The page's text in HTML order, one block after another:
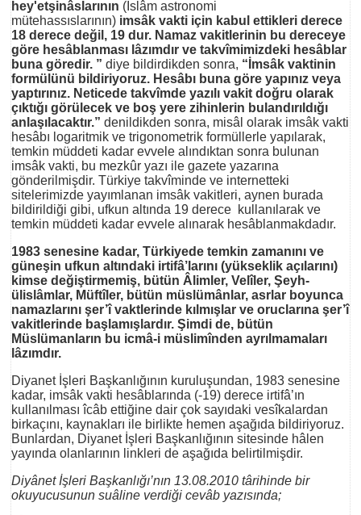
hey'etşinâslarının (İslâm astronomi
mütehassıslarının) imsâk vakti için kabul ettikleri derece
18 derece değil, 19 dur. Namaz vakitlerinin bu dereceye
göre hesâblanması lâzımdır ve takvîmimizdeki hesâblar
buna göredir. ” diye bildirdikden sonra, “İmsâk vaktinin
formülünü bildiriyoruz. Hesâbı buna göre yapınız veya
yaptırınız. Neticede takvîmde yazılı vakit doğru olarak
çıktığı görülecek ve boş yere zihinlerin bulandırıldığı
anlaşılacaktır.” denildikden sonra, misâl olarak imsâk vakti
hesâbı logaritmik ve trigonometrik formüllerle yapılarak,
temkin müddeti kadar evvele alındıktan sonra bulunan
imsâk vakti, bu mezkûr yazı ile gazete yazarına
gönderilmişdir. Türkiye takvîminde ve internetteki
sitelerimizde yayımlanan imsâk vakitleri, aynen burada
bildirildiği gibi, ufkun altında 19 derece kullanılarak ve
temkin müddeti kadar evvele alınarak hesâblanmakdadır.
1983 senesine kadar, Türkiyede temkin zamanını ve
güneşin ufkun altındaki irtifâ’larını (yükseklik açılarını)
kimse değiştirmemiş, bütün Âlimler, Velîler, Şeyh-
ülislâmlar, Müftîler, bütün müslümânlar, asrlar boyunca
namazlarını şer’î vaktlerinde kılmışlar ve oruclarına şer’î
vakitlerinde başlamışlardır. Şimdi de, bütün
Müslümanların bu icmâ-i müslimînden ayrılmamaları
lâzımdır.
Diyanet İşleri Başkanlığının kuruluşundan, 1983 senesine
kadar, imsâk vakti hesâblarında (-19) derece irtifâ’ın
kullanılması îcâb ettiğine dair çok sayıdaki vesîkalardan
birkaçını, kaynakları ile birlikte hemen aşağıda bildiriyoruz.
Bunlardan, Diyanet İşleri Başkanlığının sitesinde hâlen
yayında olanlarının linkleri de aşağıda belirtilmişdir.
Diyânet İşleri Başkanlığı’nın 13.08.2010 târihinde bir
okuyucusunun suâline verdiği cevâb yazısında;